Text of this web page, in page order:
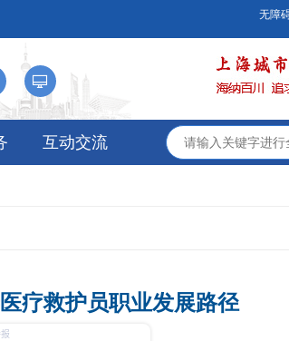
无障
互动交流
疗救护员职业发展路径